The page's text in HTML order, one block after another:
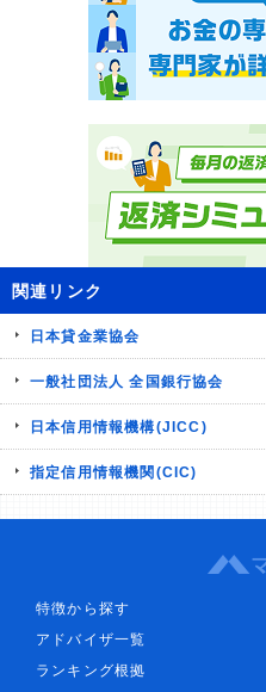
関連リンク
日本貸金業協会
一般社団法人 全国銀行協会
日本信用情報機構(JICC)
指定信用情報機関(CIC)
特徴から探す
アドバイザ一覧
ランキング根拠